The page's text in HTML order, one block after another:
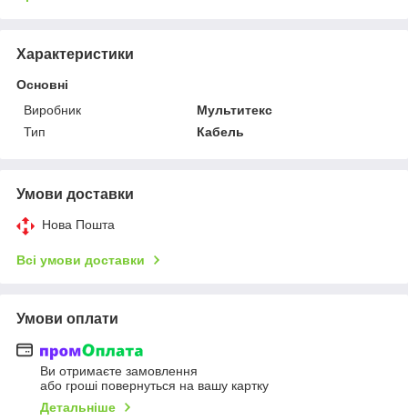
Характеристики
Основні
Виробник
Мультитекс
Тип
Кабель
Умови доставки
Нова Пошта
Всі умови доставки
Умови оплати
Ви отримаєте замовлення
або гроші повернуться на вашу картку
Детальніше